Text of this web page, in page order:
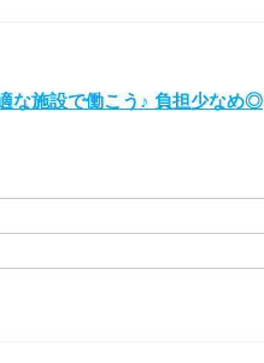
な施設で働こう♪ 負担少なめ◎